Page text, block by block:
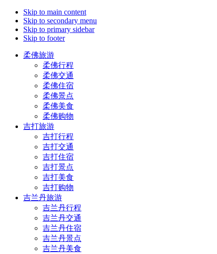
Skip to main content
Skip to secondary menu
Skip to primary sidebar
Skip to footer
柔佛旅游
柔佛行程
柔佛交通
柔佛住宿
柔佛景点
柔佛美食
柔佛购物
吉打旅游
吉打行程
吉打交通
吉打住宿
吉打景点
吉打美食
吉打购物
吉兰丹旅游
吉兰丹行程
吉兰丹交通
吉兰丹住宿
吉兰丹景点
吉兰丹美食